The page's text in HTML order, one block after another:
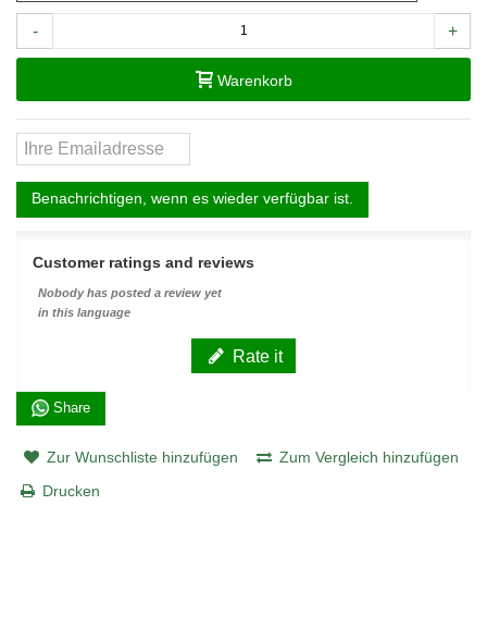
- +
Warenkorb
Benachrichtigen, wenn es wieder verfügbar ist.
Customer ratings and reviews
Nobody has posted a review yet
in this language
Rate it
Share
Zur Wunschliste hinzufügen
Zum Vergleich hinzufügen
Drucken